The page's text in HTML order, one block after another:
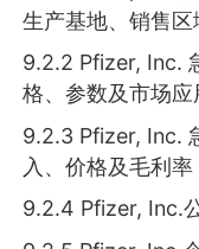
生产基地、销售
9.2.2 Pfizer, Inc.
格、参数及市场应
9.2.3 Pfizer, Inc.
入、价格及毛利
9.2.4 Pfizer, Inc.